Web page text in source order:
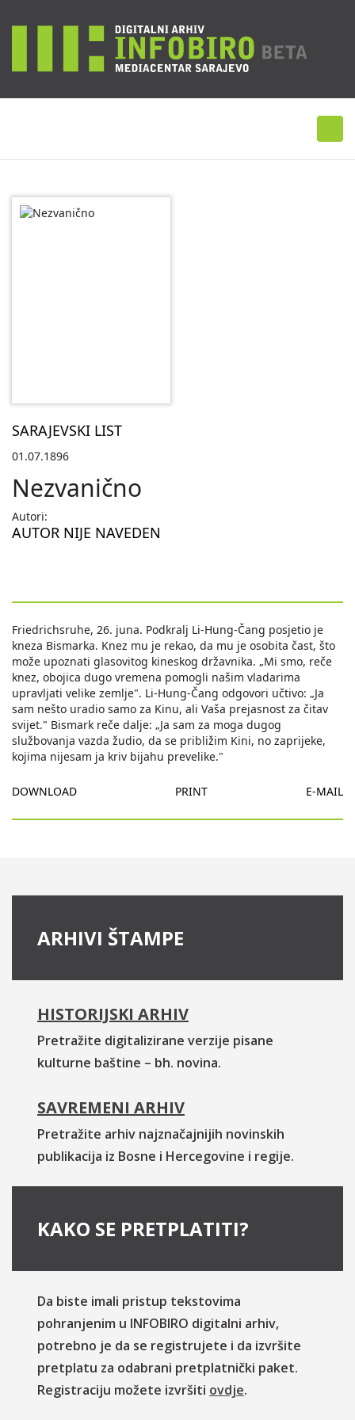
SARAJEVSKI LIST
01.07.1896
Nezvanično
Autori:
AUTOR NIJE NAVEDEN
Friedrichsruhe, 26. juna. Podkralj Li-Hung-Čang posjetio je
kneza Bismarka. Knez mu je rekao, da mu je osobita čast, što
može upoznati glasovitog kineskog državnika. „Mi smo, reče
knez, obojica dugo vremena pomogli našim vladarima
upravljati velike zemlje". Li-Hung-Čang odgovori učtivo: „Ja
sam nešto uradio samo za Kinu, ali Vaša prejasnost za čitav
svijet." Bismark reče dalje: „Ja sam za moga dugog
službovanja vazda žudio, da se približim Kini, no zaprijeke,
kojima nijesam ja kriv bijahu prevelike."
DOWNLOAD PRINT E-MAIL
ARHIVI ŠTAMPE
HISTORIJSKI ARHIV
Pretražite digitalizirane verzije pisane
kulturne baštine – bh. novina.
SAVREMENI ARHIV
Pretražite arhiv najznačajnijih novinskih
publikacija iz Bosne i Hercegovine i regije.
KAKO SE PRETPLATITI?
Da biste imali pristup tekstovima
pohranjenim u INFOBIRO digitalni arhiv,
potrebno je da se registrujete i da izvršite
pretplatu za odabrani pretplatnički paket.
Registraciju možete izvršiti ovdje.